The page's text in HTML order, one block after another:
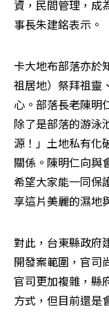
資，民間管理，成
事長朱建銘表示。
卡大地布部落亦於
祖居地）祭拜祖靈
心。部落長老陳明
除了是部落的游泳
源！」土地私有化
關係。陳明仁向與
希望大家能一同保
享這片美麗的濕地
對此，台東縣政府
開發案範圍，官司
官司更加複雜，縣
方式，但目前還是